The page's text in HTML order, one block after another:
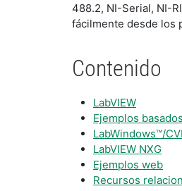
488.2, NI-Serial, NI-
fácilmente desde los
Contenido
LabVIEW
Ejemplos
LabWindows™/
LabVIEW NXG
Ejemplos web
Recursos